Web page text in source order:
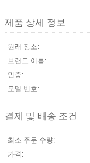
제품 상세 정보
원래 장소:
브랜드 이름:
인증:
모델 번호:
결제 및 배송 조건
최소 주문 수량:
가격: